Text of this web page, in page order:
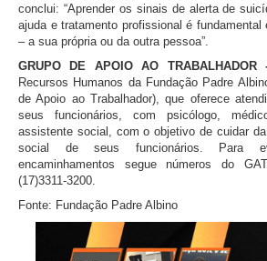
conclui: “Aprender os sinais de alerta de
ajuda e tratamento profissional é
– a sua própria ou da outra pessoa”.
GRUPO DE APOIO AO
Recursos Humanos da Fundação Padre
de Apoio ao Trabalhador), que oferece
seus funcionários, com psicólogo,
assistente social, com o objetivo de cuidar
social de seus funcionários. Para
encaminhamentos segue números do
(17)3311-3200.
Fonte: Fundação Padre Albino